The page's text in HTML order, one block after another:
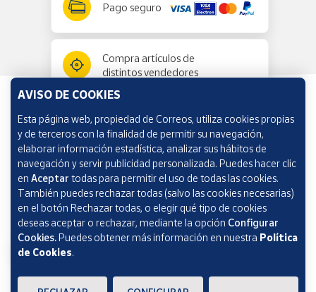
Pago seguro
Compra artículos de
distintos vendedores
Información y ayuda
Correos Market
AVISO DE COOKIES
Esta página web, propiedad de Correos, utiliza cookies propias
y de terceros con la finalidad de permitir su navegación,
elaborar información estadística, analizar sus hábitos de
navegación y servir publicidad personalizada. Puedes hacer clic
en Aceptar todas para permitir el uso de todas las cookies.
También puedes rechazar todas (salvo las cookies necesarias)
en el botón Rechazar todas, o elegir qué tipo de cookies
deseas aceptar o rechazar, mediante la opción Configurar
Cookies.Puedes obtener más información en nuestra Política
de Cookies.